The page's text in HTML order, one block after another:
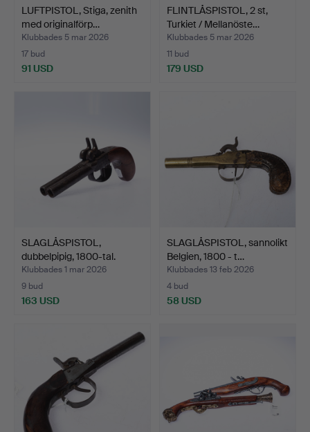
LUFTPISTOL, Stiga, zenith
med originalförp…
Klubbades 5 mar 2026
17 bud
91 USD
FLINTLÅSPISTOL, 2 st,
Turkiet / Mellanöste…
Klubbades 5 mar 2026
11 bud
179 USD
SLAGLÅSPISTOL,
dubbelpipig, 1800-tal.
Klubbades 1 mar 2026
9 bud
163 USD
SLAGLÅSPISTOL, sannolikt
Belgien, 1800 - t…
Klubbades 13 feb 2026
4 bud
58 USD